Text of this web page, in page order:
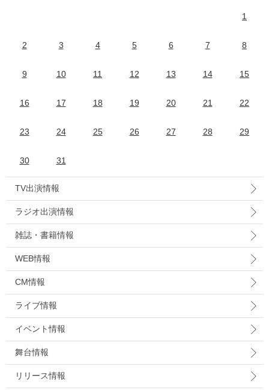
1
2 3 4 5 6 7 8
9 10 11 12 13 14 15
16 17 18 19 20 21 22
23 24 25 26 27 28 29
30 31
TV出演情報
ラジオ出演情報
雑誌・書籍情報
WEB情報
CM情報
ライブ情報
イベント情報
舞台情報
リリース情報